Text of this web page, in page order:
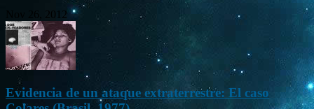
Nov 26, 2012
Evidencia de un ataque extraterrestre: El caso